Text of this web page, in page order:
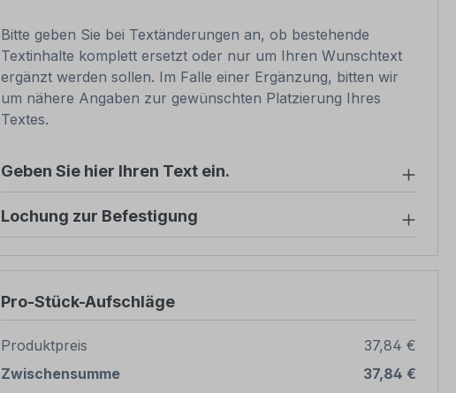
Bitte geben Sie bei Textänderungen an, ob bestehende
Textinhalte komplett ersetzt oder nur um Ihren Wunschtext
ergänzt werden sollen. Im Falle einer Ergänzung, bitten wir
um nähere Angaben zur gewünschten Platzierung Ihres
Textes.
Geben Sie hier Ihren Text ein.
Lochung zur Befestigung
Pro-Stück-Aufschläge
Produktpreis
37,84 €
Zwischensumme
37,84 €